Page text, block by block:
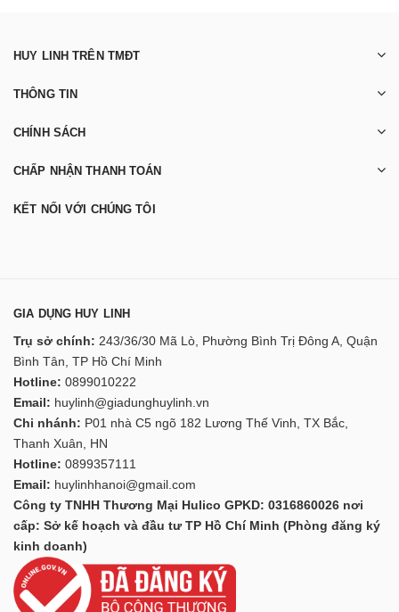
HUY LINH TRÊN TMĐT
THÔNG TIN
CHÍNH SÁCH
CHẤP NHẬN THANH TOÁN
KẾT NỐI VỚI CHÚNG TÔI
GIA DỤNG HUY LINH
Trụ sở chính: 243/36/30 Mã Lò, Phường Bình Trị Đông A, Quận
Bình Tân, TP Hồ Chí Minh
Hotline: 0899010222
Email: huylinh@giadunghuylinh.vn
Chi nhánh: P01 nhà C5 ngõ 182 Lương Thế Vinh, TX Bắc,
Thanh Xuân, HN
Hotline: 0899357111
Email: huylinhhanoi@gmail.com
Công ty TNHH Thương Mại Hulico GPKD: 0316860026 nơi
cấp: Sở kế hoạch và đầu tư TP Hồ Chí Minh (Phòng đăng ký
kinh doanh)